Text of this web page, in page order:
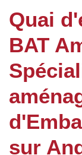
Quai
BAT
sur